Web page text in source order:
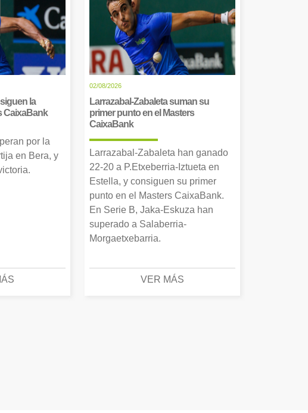
la
CaixaBank
por la
en Bera, y
02/08/2026
Larrazabal-Zabaleta suman su
primer punto en el Masters
CaixaBank
Larrazabal-Zabaleta han ganado
22-20 a P.Etxeberria-Iztueta en
Estella, y consiguen su primer
punto en el Masters CaixaBank.
En Serie B, Jaka-Eskuza han
superado a Salaberria-
Morgaetxebarria.
VER MÁS